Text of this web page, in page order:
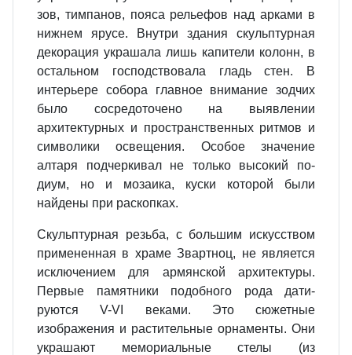
зов, тимпанов, пояса рельефов над арками в
нижнем ярусе. Внутри зда­ния скульптурная
декорация укра­шала лишь капители колонн, в
ос­тальном господствовала гладь стен. В
интерьере собора главное внима­ние зодчих
было сосредоточено на выявлении
архитектурных и про­странственных ритмов и
символики освещения. Особое значение
алтаря подчеркивал не только высокий по­
диум, но и мозаика, куски которой были
найдены при раскопках.
Скульптурная резьба, с большим искусством
примененная в храме Звартноц, не является
исключением для армянской архитектуры.
Пер­вые памятники подобного рода дати­
руются V-VI веками. Это сюжет­ные
изображения и растительные орнаменты. Они
украшают мемо­риальные стелы (из